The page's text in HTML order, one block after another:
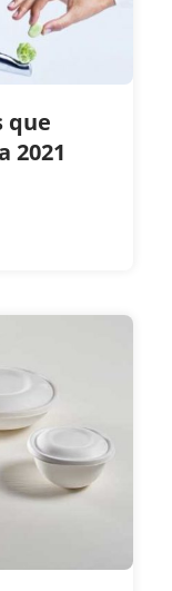
que
2021